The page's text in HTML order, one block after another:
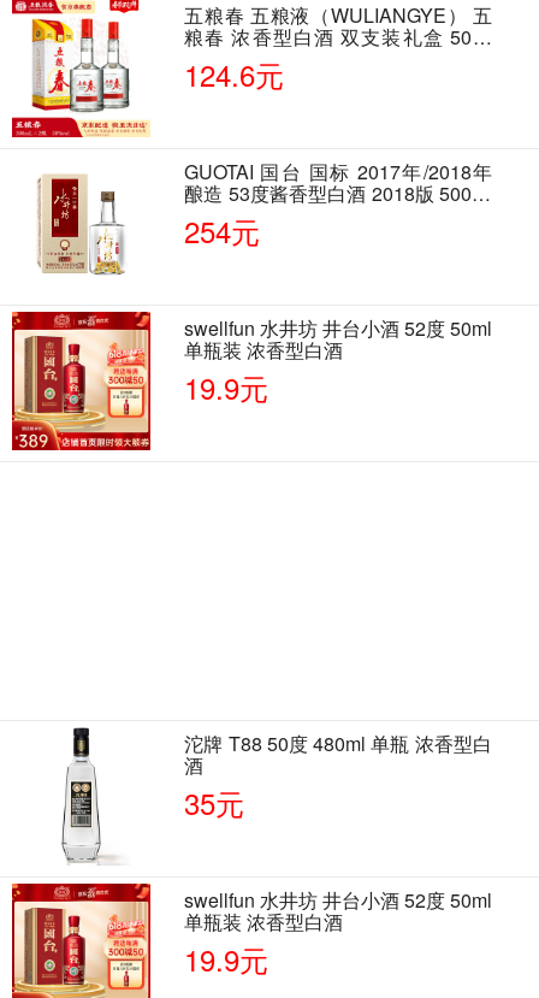
五粮春 五粮液（WULIANGYE） 五
粮春 浓香型白酒 双支装礼盒 50度
500ml*2瓶 含酒具
124.6元
GUOTAI 国台 国标 2017年/2018年
酿造 53度酱香型白酒 2018版 500ml
单瓶装
254元
swellfun 水井坊 井台小酒 52度 50ml
单瓶装 浓香型白酒
19.9元
沱牌 T88 50度 480ml 单瓶 浓香型白
酒
35元
swellfun 水井坊 井台小酒 52度 50ml
单瓶装 浓香型白酒
19.9元